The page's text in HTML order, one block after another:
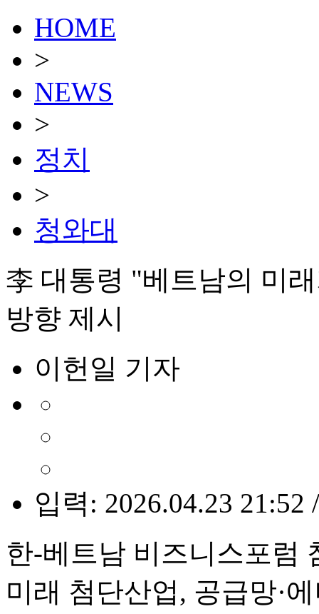
HOME
>
NEWS
>
정치
>
청와대
李 대통령 "베트남의 미
방향 제시
이헌일 기자
입력: 2026.04.23 21:52
한-베트남 비즈니스포럼
미래 첨단산업, 공급망·